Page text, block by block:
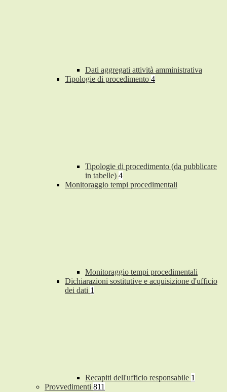
Dati aggregati attività amministrativa
Tipologie di procedimento 4
Tipologie di procedimento (da pubblicare
in tabelle) 4
Monitoraggio tempi procedimentali
Monitoraggio tempi procedimentali
Dichiarazioni sostitutive e acquisizione d'ufficio
dei dati 1
Recapiti dell'ufficio responsabile 1
Provvedimenti 811